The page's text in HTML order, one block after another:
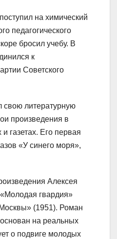
на химический
педагогического
бросил учебу. В
к
Советского
свою литературную
произведения в
газетах. Его первая
«У синего моря»,
Алексея
гвардия»
(1951). Роман
на реальных
о подвиге молодых